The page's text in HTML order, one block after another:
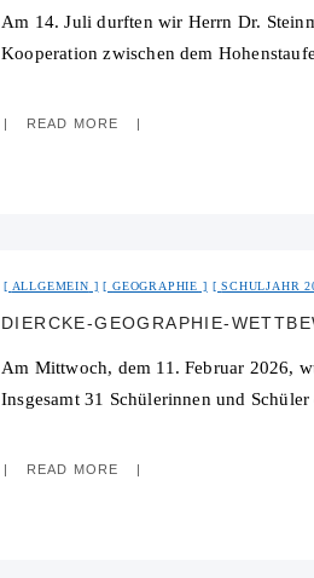
Am 14. Juli durften wir Herrn Dr.
Kooperation zwischen dem
READ MORE
ALLGEMEIN GEOGRAPHIE SCHULJAHR
DIERCKE-GEOGRAPHIE-
Am Mittwoch, dem 11. Februar 2026,
Insgesamt 31 Schülerinnen und
READ MORE